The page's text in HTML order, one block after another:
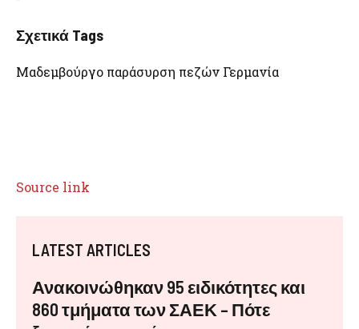
Σχετικά Tags
Μαδεμβούργο παράσυρση πεζών Γερμανία
Source link
LATEST ARTICLES
Ανακοινώθηκαν 95 ειδικότητες και
860 τμήματα των ΣΑΕΚ – Πότε